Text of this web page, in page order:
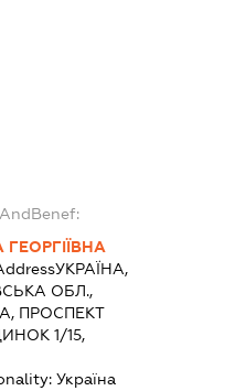
УКРАЇНА,
ОБЛ.,
ПРОСПЕКТ
1/15,
Україна